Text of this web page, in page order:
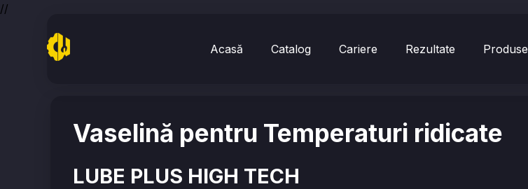
//
Acasă Catalog Cariere Rezultate Produse
Vaselină pentru Temperaturi ridicate
LUBE PLUS HIGH TECH